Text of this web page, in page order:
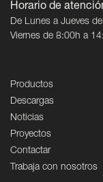
Horario de
De Lunes a Jueves
Viernes de 8:00h a
Productos
Descargas
Noticias
Proyectos
Contactar
Trabaja con nosotros